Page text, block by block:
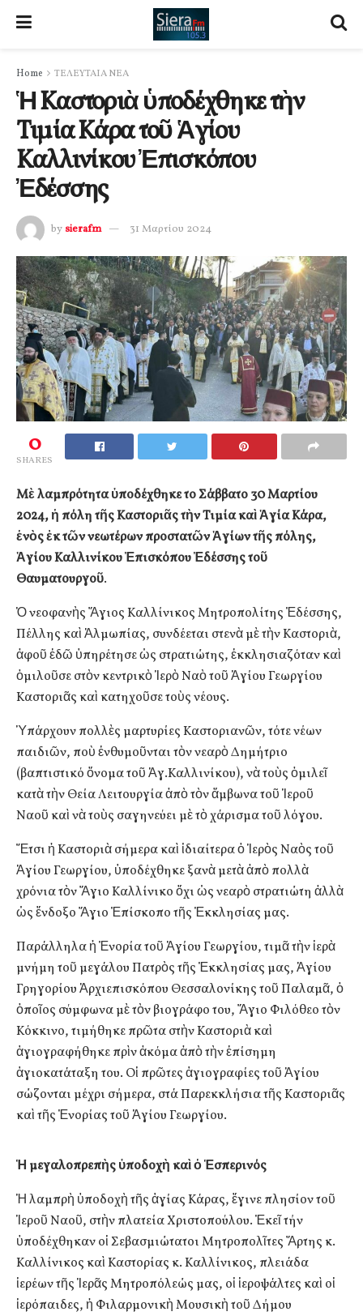
Home ΤΕΛΕΥΤΑΙΑ ΝΕΑ
Ἡ Καστοριὰ ὑποδέχθηκε τὴν
Τιμία Κάρα τοῦ Ἁγίου
Καλλινίκου Ἐπισκόπου
Ἐδέσσης
by sierafm 31 Μαρτίου 2024
0
SHARES
Μὲ λαμπρότητα ὑποδέχθηκε το Σάββατο 30 Μαρτίου
2024, ἡ πόλη τῆς Καστοριᾶς τὴν Τιμία καὶ Ἁγία Κάρα,
ἑνὸς ἐκ τῶν νεωτέρων προστατῶν Ἁγίων τῆς πόλης,
Ἁγίου Καλλινίκου Ἐπισκόπου Ἐδέσσης τοῦ
Θαυματουργοῦ.
Ὁ νεοφανὴς Ἅγιος Καλλίνικος Μητροπολίτης Ἐδέσσης,
Πέλλης καὶ Ἀλμωπίας, συνδέεται στενὰ μὲ τὴν Καστοριὰ,
ἀφοῦ ἐδῶ ὑπηρέτησε ὡς στρατιώτης, ἐκκλησιαζόταν καὶ
ὁμιλοῦσε στὸν κεντρικὸ Ἱερὸ Ναὸ τοῦ Ἁγίου Γεωργίου
Καστοριᾶς καὶ κατηχοῦσε τοὺς νέους.
Ὑπάρχουν πολλὲς μαρτυρίες Καστοριανῶν, τότε νέων
παιδιῶν, ποὺ ἐνθυμοῦνται τὸν νεαρὸ Δημήτριο
(βαπτιστικό ὄνομα τοῦ Ἁγ.Καλλινίκου), νὰ τοὺς ὁμιλεῖ
κατὰ τὴν Θεία Λειτουργία ἀπὸ τὸν ἄμβωνα τοῦ Ἱεροῦ
Ναοῦ καὶ νὰ τοὺς σαγηνεύει μὲ τὸ χάρισμα τοῦ λόγου.
Ἔτσι ἡ Καστοριὰ σήμερα καὶ ἰδιαίτερα ὁ Ἱερὸς Ναὸς τοῦ
Ἁγίου Γεωργίου, ὑποδέχθηκε ξανὰ μετὰ ἀπὸ πολλὰ
χρόνια τὸν Ἅγιο Καλλίνικο ὄχι ὡς νεαρὸ στρατιώτη ἀλλὰ
ὡς ἔνδοξο Ἅγιο Ἐπίσκοπο τῆς Ἐκκλησίας μας.
Παράλληλα ἡ Ἐνορία τοῦ Ἁγίου Γεωργίου, τιμᾶ τὴν ἱερὰ
μνήμη τοῦ μεγάλου Πατρὸς τῆς Ἐκκλησίας μας, Ἁγίου
Γρηγορίου Ἀρχιεπισκόπου Θεσσαλονίκης τοῦ Παλαμᾶ, ὁ
ὁποῖος σύμφωνα μὲ τὸν βιογράφο του, Ἅγιο Φιλόθεο τὸν
Κόκκινο, τιμήθηκε πρῶτα στὴν Καστοριὰ καὶ
ἁγιογραφήθηκε πρὶν ἀκόμα ἀπὸ τὴν ἐπίσημη
ἁγιοκατάταξη του. Οἱ πρῶτες ἁγιογραφίες τοῦ Ἁγίου
σώζονται μέχρι σήμερα, στά Παρεκκλήσια τῆς Καστοριᾶς
καὶ τῆς Ἐνορίας τοῦ Ἁγίου Γεωργίου.
Ἡ μεγαλοπρεπὴς ὑποδοχὴ καὶ ὁ Ἑσπερινός
Ἡ λαμπρὴ ὑποδοχὴ τῆς ἁγίας Κάρας, ἔγινε πλησίον τοῦ
Ἱεροῦ Ναοῦ, στὴν πλατεία Χριστοπούλου. Ἐκεῖ τήν
ὑποδέχθηκαν οἱ Σεβασμιώτατοι Μητροπολῖτες Ἄρτης κ.
Καλλίνικος καὶ Καστορίας κ. Καλλίνικος, πλειάδα
ἱερέων τῆς Ἱερᾶς Μητροπόλεώς μας, οἱ ἱεροψάλτες καὶ οἱ
ἱερόπαιδες, ἡ Φιλαρμονικὴ Μουσικὴ τοῦ Δήμου